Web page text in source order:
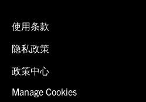
使用条款
隐私政策
政策中心
Manage Cookies